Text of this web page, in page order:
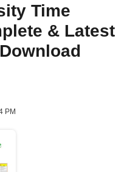
Time
& Latest
PM